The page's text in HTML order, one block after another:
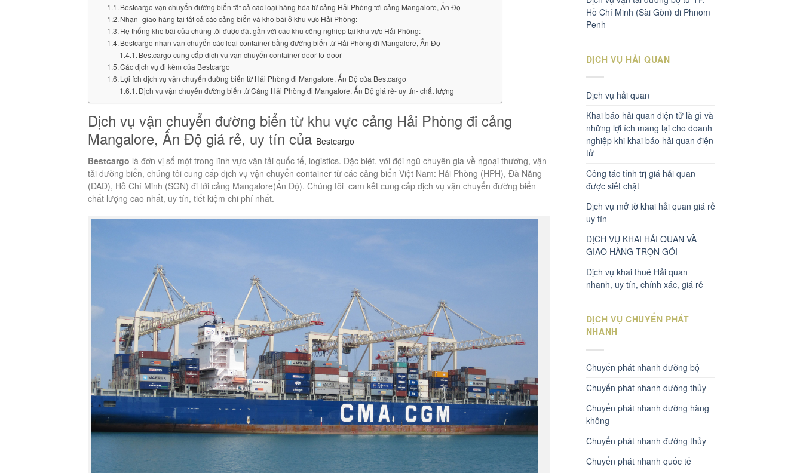
Bestcargo vận chuyển đường biển tất cả các loại hàng hóa từ cảng Hải Phòng tới cảng Mangalore, Ấn Độ
Nhận- giao hàng tại tất cả các cảng biển và kho bãi ở khu vực Hải Phòng:
Hệ thống kho bãi của chúng tôi được đặt gần với các khu công nghiệp tại khu vực Hải Phòng:
Bestcargo nhận vận chuyển các loại container bằng đường biển từ Hải Phòng đi Mangalore, Ấn Độ
Bestcargo cung cấp dịch vụ vận chuyển container door-to-door
Các dịch vụ đi kèm của Bestcargo
Lợi ích dịch vụ vận chuyển đường biển từ Hải Phòng đi Mangalore, Ấn Độ của Bestcargo
Dịch vụ vận chuyển đường biển từ Cảng Hải Phòng đi Mangalore, Ấn Độ giá rẻ- uy tín- chất lượng
Dịch vụ vận chuyển đường biển từ khu vực cảng Hải Phòng đi cảng
Mangalore, Ấn Độ giá rẻ, uy tín của Bestcargo
Bestcargo là đơn vị số một trong lĩnh vực vận tải quốc tế, logistics. Đặc biệt, với đội ngũ chuyên gia về ngoại thương, vận
tải đường biển, chúng tôi cung cấp dịch vụ vận chuyển container từ các cảng biển Việt Nam: Hải Phòng (HPH), Đà Nẵng
(DAD), Hồ Chí Minh (SGN) đi tới cảng Mangalore(Ấn Độ). Chúng tôi cam kết cung cấp dịch vụ vận chuyển đường biển
chất lượng cao nhất, uy tín, tiết kiệm chi phí nhất.
Hồ Chí Minh (Sài Gòn) đi Phnom
Penh
DỊCH VỤ HẢI QUAN
Dịch vụ hải quan
Khai báo hải quan điện tử là gì và
những lợi ích mang lại cho doanh
nghiệp khi khai báo hải quan điện
tử
Công tác tính trị giá hải quan
được siết chặt
Dịch vụ mở tờ khai hải quan giá rẻ
uy tín
DỊCH VỤ KHAI HẢI QUAN VÀ
GIAO HÀNG TRỌN GÓI
Dịch vụ khai thuê Hải quan
nhanh, uy tín, chính xác, giá rẻ
DỊCH VỤ CHUYỂN PHÁT
NHANH
Chuyển phát nhanh đường bộ
Chuyển phát nhanh dường thủy
Chuyển phát nhanh đường hàng
không
Chuyển phát nhanh đường thủy
Chuyển phát nhanh quốc tế